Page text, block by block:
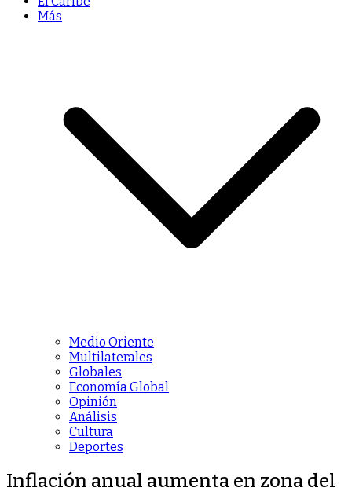
Más
Medio Oriente
Multilaterales
Globales
Economía Global
Opinión
Análisis
Cultura
Deportes
Inflación anual aumenta en zona del